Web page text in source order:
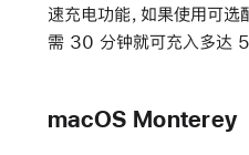
速充电功能，如果使用可
需 30 分钟就可充入多达
macOS Monterey